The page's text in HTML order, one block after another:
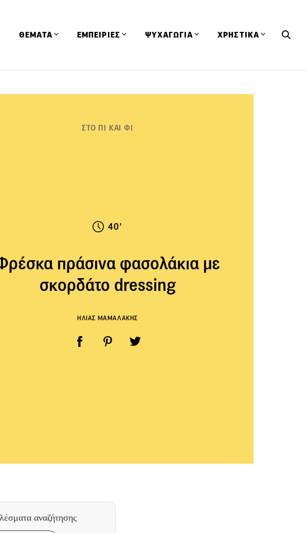
ΘΕΜΑΤΑ ΕΜΠΕΙΡΙΕΣ ΨΥΧΑΓΩΓΙΑ ΧΡΗΣΤΙΚΑ
ΣΤΟ ΠΙ ΚΑΙ ΦΙ
40'
πράσινα φασολάκια με
σκορδάτο dressing
ΗΛΙΑΣ ΜΑΜΑΛΑΚΗΣ
αναζήτησης